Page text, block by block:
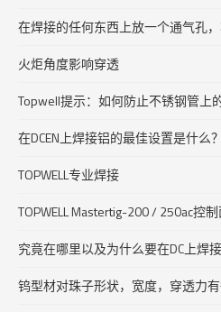
在焊接的任何东西上放一个通气孔
火炬角度影响穿透
Topwell提示：如何防止不锈钢管上
在DCEN上焊接铝的最佳设置是什么？
TOPWELL专业焊接
TOPWELL Mastertig-200 / 250ac控
究竟在哪里以及为什么要在DC上焊接
钨型材对珠子形状，宽度，穿透力